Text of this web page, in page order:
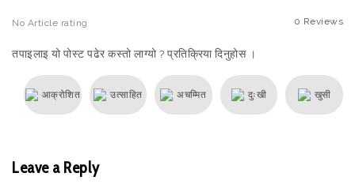
No Article rating 0 Reviews
तपाइलाइ यो पोस्ट पढेर कस्तो लाग्यो ? प्रतिक्रिया दिनुहोस ।
आक्रोशित उत्साहित अचम्मित दुःखी खुसी
Leave a Reply